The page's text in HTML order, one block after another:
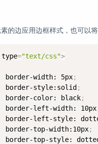
的边应用边框样式，也可以
="text/css">
border-width: 5px
;
border-style:solid
;
border-color: black
;
border-left-width: 10px
border-left-style:
border-top-width:10px
;
border-top-style: